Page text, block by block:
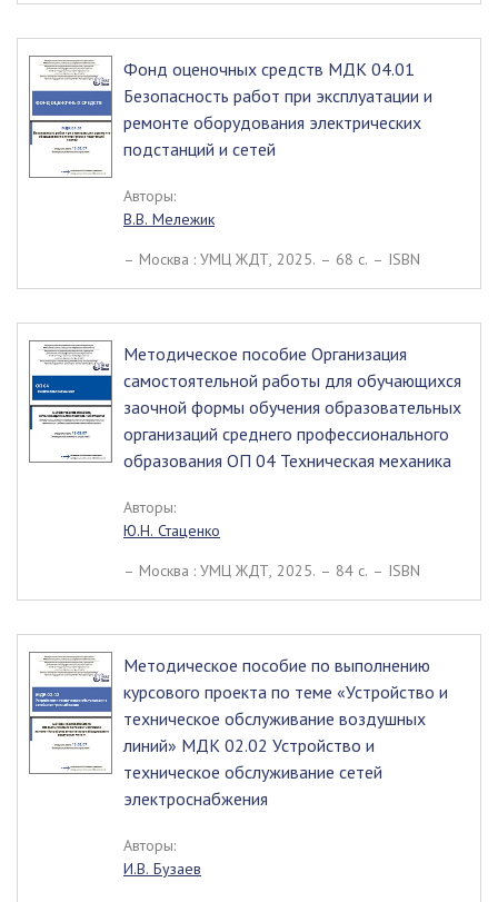
Фонд оценочных средств МДК 04.01
Безопасность работ при эксплуатации и
ремонте оборудования электрических
подстанций и сетей
Авторы:
В.В. Мележик
– Москва : УМЦ ЖДТ, 2025. – 68 c. – ISBN
Методическое пособие Организация
самостоятельной работы для обучающихся
заочной формы обучения образовательных
организаций среднего профессионального
образования ОП 04 Техническая механика
Авторы:
Ю.Н. Стаценко
– Москва : УМЦ ЖДТ, 2025. – 84 c. – ISBN
Методическое пособие по выполнению
курсового проекта по теме «Устройство и
техническое обслуживание воздушных
линий» МДК 02.02 Устройство и
техническое обслуживание сетей
электроснабжения
Авторы:
И.В. Бузаев